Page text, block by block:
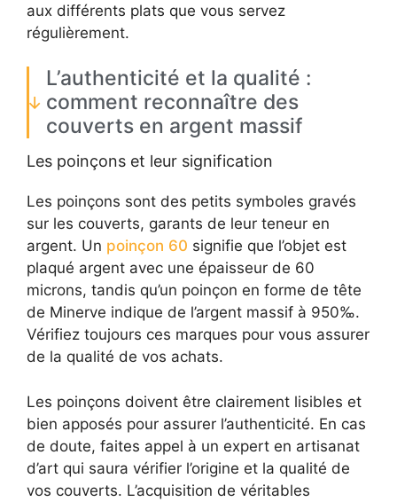
aux différents plats que vous servez
régulièrement.
L’authenticité et la qualité :
comment reconnaître des
couverts en argent massif
Les poinçons et leur signification
Les poinçons sont des petits symboles gravés
sur les couverts, garants de leur teneur en
argent. Un poinçon 60 signifie que l’objet est
plaqué argent avec une épaisseur de 60
microns, tandis qu’un poinçon en forme de tête
de Minerve indique de l’argent massif à 950‰.
Vérifiez toujours ces marques pour vous assurer
de la qualité de vos achats.
Les poinçons doivent être clairement lisibles et
bien apposés pour assurer l’authenticité. En cas
de doute, faites appel à un expert en artisanat
d’art qui saura vérifier l’origine et la qualité de
vos couverts. L’acquisition de véritables